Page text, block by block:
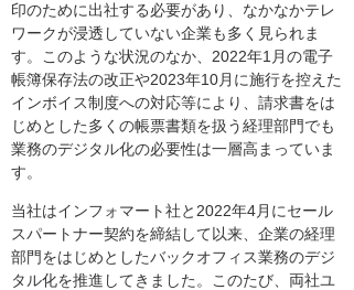
印のために出社する必要があり、なかなかテレ
ワークが浸透していない企業も多く見られま
す。このような状況のなか、2022年1月の電子
帳簿保存法の改正や2023年10月に施行を控えた
インボイス制度への対応等により、請求書をは
じめとした多くの帳票書類を扱う経理部門でも
業務のデジタル化の必要性は一層高まっていま
す。
当社はインフォマート社と2022年4月にセール
スパートナー契約を締結して以来、企業の経理
部門をはじめとしたバックオフィス業務のデジ
タル化を推進してきました。このたび、両社ユ